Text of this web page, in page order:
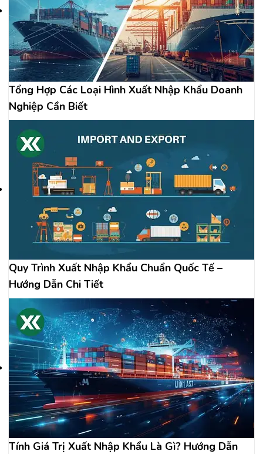
Tổng Hợp Các Loại Hình Xuất Nhập Khẩu Doanh
Nghiệp Cần Biết
Quy Trình Xuất Nhập Khẩu Chuẩn Quốc Tế –
Hướng Dẫn Chi Tiết
Tính Giá Trị Xuất Nhập Khẩu Là Gì? Hướng Dẫn